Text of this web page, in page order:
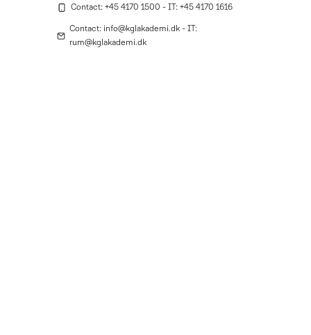
Contact: +45 4170 1500 - IT: +45 4170 1616
Contact: info@kglakademi.dk - IT:
rum@kglakademi.dk